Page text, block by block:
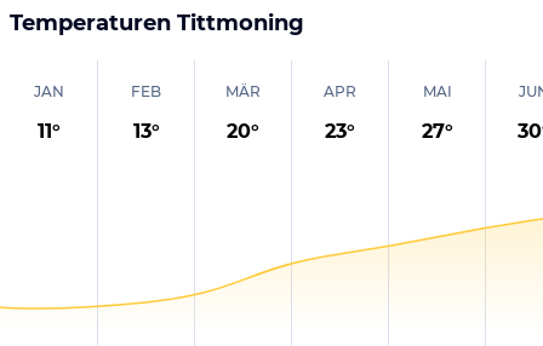
Temperaturen Tittmoning
JAN
11°
FEB
13°
MÄR
20°
APR
23°
MAI
27° 30